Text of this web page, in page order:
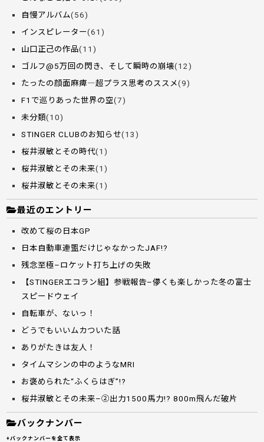
自慢アルバム(56)
インスピレーター(61)
山口正己の作品(11)
ゴルフ@5万回の閃き、そして瞬時の崩壊(12)
たったの顔面麻痺―超プラス思考のススメ(9)
F1で巡りあった世界の空(7)
未分類(10)
STINGER CLUBのお知らせ(13)
桜井淑敏とその時代(1)
桜井淑敏とその未来(1)
桜井淑敏とその未来(1)
最近のエントリー
改めて桜の日本GP
日本自動車連盟だけじゃなかったJAF!?
残念至極–ロケット打ち上げの失敗
【STINGERエコラン組】参戦報告–儚くも楽しかった冬の富士
スピードウェイ
自転車が、ないっ！
どうでもいいムカついた話
ありがたきは友人！
タイムマシンの中のようなMRI
お褒められた“ふくらはぎ”!?
桜井淑敏とその未来–②出力1500馬力!? 800m飛んだ破片
バックナンバー
+バックナンバーを全て表示